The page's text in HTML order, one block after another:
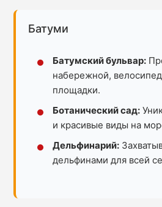
Батуми
Батумский бульвар:
набережной,
площадки.
Ботанический сад:
и красивые виды на
Дельфинарий:
дельфинами для всей